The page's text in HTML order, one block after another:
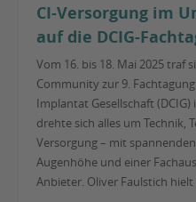
CI-Versorgung im
auf die DCIG-
Vom 16. bis 18. Mai 2025 traf
Community zur 9.
Implantat Gesellschaft
drehte sich alles um Technik,
Versorgung – mit
Augenhöhe und einer
Anbieter. Oliver Faulstich